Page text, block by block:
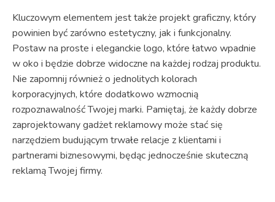
Kluczowym elementem jest także projekt graficzny, który
powinien być zarówno estetyczny, jak i funkcjonalny.
Postaw na proste i eleganckie logo, które łatwo wpadnie
w oko i będzie dobrze widoczne na każdej rodzaj produktu.
Nie zapomnij również o jednolitych kolorach
korporacyjnych, które dodatkowo wzmocnią
rozpoznawalność Twojej marki. Pamiętaj, że każdy dobrze
zaprojektowany gadżet reklamowy może stać się
narzędziem budującym trwałe relacje z klientami i
partnerami biznesowymi, będąc jednocześnie skuteczną
reklamą Twojej firmy.